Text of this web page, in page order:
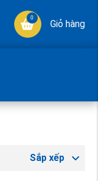
0
Giỏ hàng
Sắp xếp